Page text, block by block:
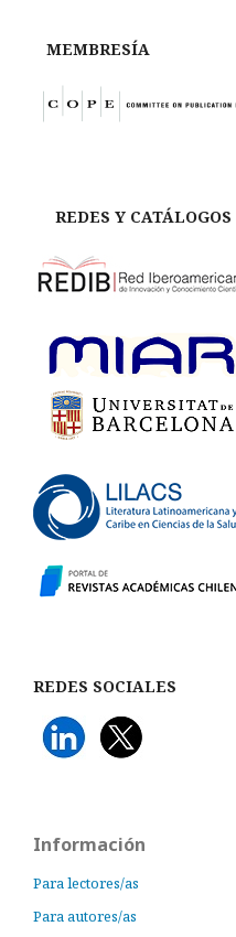
MEMBRESÍA
REDES Y CATÁLOGOS
REDES SOCIALES
Información
Para lectores/as
Para autores/as